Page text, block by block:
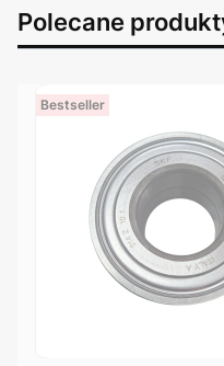
Polecane
Bestseller